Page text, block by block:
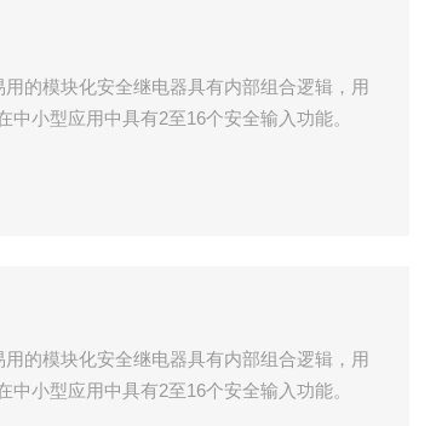
的模块化安全继电器具有内部组合逻辑，用
小型应用中具有2至16个安全输入功能。
的模块化安全继电器具有内部组合逻辑，用
小型应用中具有2至16个安全输入功能。